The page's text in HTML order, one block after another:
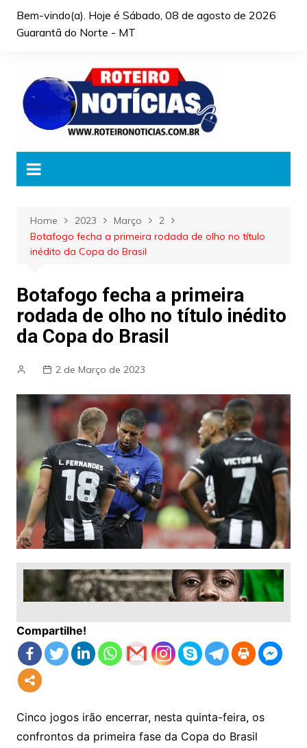
Bem-vindo(a). Hoje é Sábado, 08 de agosto de 2026
Guarantã do Norte - MT
Home 2023 Março
2
Botafogo fecha a primeira rodada de olho no título
inédito da Copa do Brasil
Botafogo fecha a primeira
rodada de olho no título inédito
da Copa do Brasil
2 de Março de 2023
Compartilhe!
Cinco jogos irão encerrar, nesta quinta-feira, os
confrontos da primeira fase da Copa do Brasil